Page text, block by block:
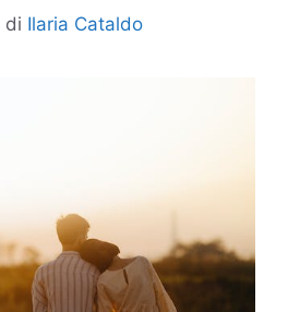
di Ilaria Cataldo